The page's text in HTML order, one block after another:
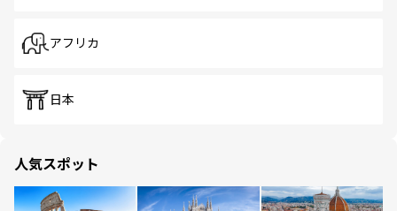
アフリカ
日本
人気スポット